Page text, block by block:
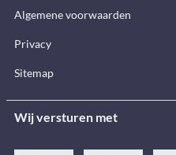
Algemene voorwaarden
Privacy
Sitemap
Wij versturen met